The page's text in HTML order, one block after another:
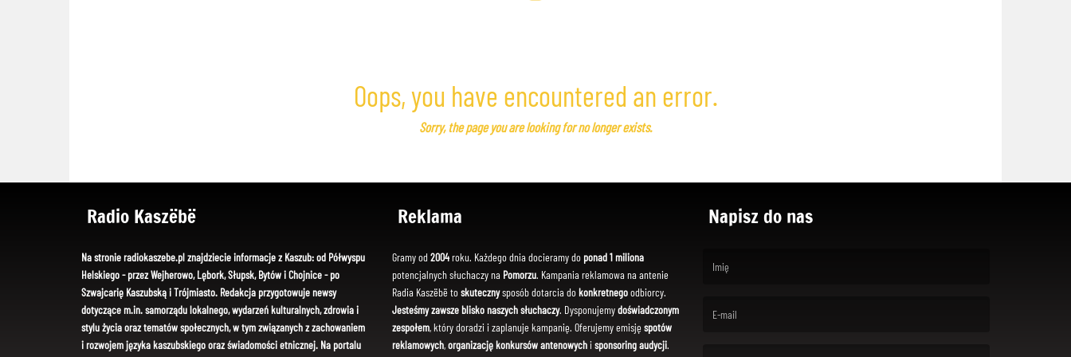
Oops, you have encountered an error.
Sorry, the page you are looking for no longer exists.
Radio Kaszëbë
Na stronie radiokaszebe.pl znajdziecie informacje z Kaszub: od Półwyspu
Helskiego - przez Wejherowo, Lębork, Słupsk, Bytów i Chojnice - po
Szwajcarię Kaszubską i Trójmiasto. Redakcja przygotowuje newsy
dotyczące m.in. samorządu lokalnego, wydarzeń kulturalnych, zdrowia i
stylu życia oraz tematów społecznych, w tym związanych z zachowaniem
i rozwojem języka kaszubskiego oraz świadomości etnicznej. Na portalu
Reklama
Gramy od 2004roku. Każdego dnia docieramy do ponad 1 miliona
potencjalnych słuchaczy na Pomorzu. Kampania reklamowa na antenie
Radia Kaszëbë toskutecznysposób dotarcia dokonkretnegoodbiorcy.
Jesteśmy zawsze blisko naszych słuchaczy. Dysponujemydoświadczonym
zespołem, który doradzi i zaplanuje kampanię. Oferujemy emisję spotów
reklamowych,organizację konkursów antenowychi sponsoring audycji.
Napisz do nas